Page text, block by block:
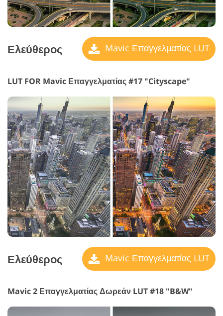
Ελεύθερος Mavic Επαγγελματίας LUT
LUT FOR Mavic Επαγγελματίας #17 "Cityscape"
Ελεύθερος Mavic Επαγγελματίας LUT
Mavic 2 Επαγγελματίας Δωρεάν LUT #18 "B&W"